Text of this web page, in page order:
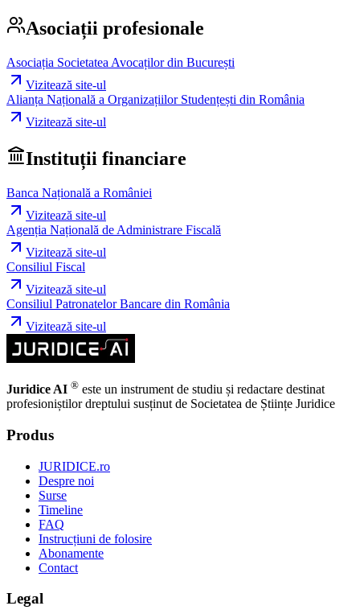
Asociații profesionale
Asociația Societatea Avocaților din București
Vizitează site-ul
Alianța Națională a Organizațiilor Studențești din România
Vizitează site-ul
Instituții financiare
Banca Națională a României
Vizitează site-ul
Agenția Națională de Administrare Fiscală
Vizitează site-ul
Consiliul Fiscal
Vizitează site-ul
Consiliul Patronatelor Bancare din România
Vizitează site-ul
Juridice AI ® este un instrument de studiu și redactare destinat
profesioniștilor dreptului susținut de Societatea de Științe Juridice
Produs
JURIDICE.ro
Despre noi
Surse
Timeline
FAQ
Instrucțiuni de folosire
Abonamente
Contact
Legal